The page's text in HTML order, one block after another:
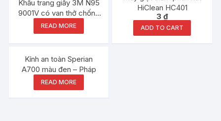
Khẩu trang giấy 3M N95
9001V có van thở chống
vi khuẩn, virus, bụi
READ MORE
HiClean HC401
3₫
ADD TO CART
Kính an toàn Sperian
A700 màu đen – Pháp
READ MORE